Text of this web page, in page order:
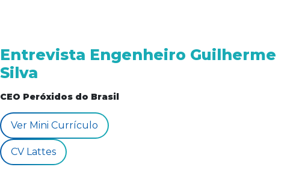
Entrevista Engenheiro Guilherme
Silva
CEO Peróxidos do Brasil
Ver Mini Currículo
CV Lattes